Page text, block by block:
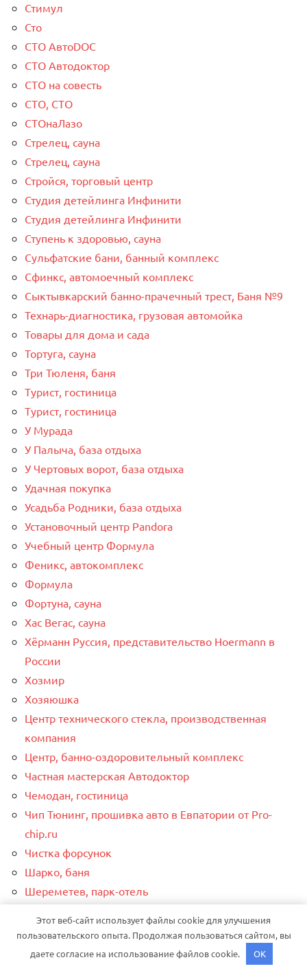
Стимул
Сто
СТО АвтоDOC
СТО Автодоктор
СТО на совесть
СТО, СТО
СТОнаЛазо
Стрелец, сауна
Стрелец, сауна
Стройся, торговый центр
Студия детейлинга Инфинити
Студия детейлинга Инфинити
Ступень к здоровью, сауна
Сульфатские бани, банный комплекс
Сфинкс, автомоечный комплекс
Сыктывкарский банно-прачечный трест, Баня №9
Технарь-диагностика, грузовая автомойка
Товары для дома и сада
Тортуга, сауна
Три Тюленя, баня
Турист, гостиница
Турист, гостиница
У Мурада
У Палыча, база отдыха
У Чертовых ворот, база отдыха
Удачная покупка
Усадьба Родники, база отдыха
Установочный центр Pandora
Учебный центр Формула
Феникс, автокомплекс
Формула
Фортуна, сауна
Хас Вегас, сауна
Хёрманн Руссия, представительство Hoermann в
России
Хозмир
Хозяюшка
Центр технического стекла, производственная
компания
Центр, банно-оздоровительный комплекс
Частная мастерская Автодоктор
Чемодан, гостиница
Чип Тюнинг, прошивка авто в Евпатории от Pro-
chip.ru
Чистка форсунок
Шарко, баня
Шереметев, парк-отель
Этот веб-сайт использует файлы cookie для улучшения
пользовательского опыта. Продолжая пользоваться сайтом, вы
даете согласие на использование файлов cookie.
OK